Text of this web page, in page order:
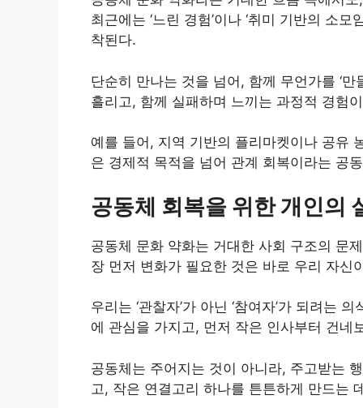
최근에는 ‘느린 경험’이나 ‘취미 기반의 소
착된다.
단순히 만나는 것을 넘어, 함께 무언가를 ‘
흘리고, 함께 실패하며 느끼는 과정적 경험
예를 들어, 지역 기반의 플리마켓이나 공유
은 경제적 목적을 넘어 관계 회복이라는 공
공동체 회복을 위한 개인의
공동체 문화 약화는 거대한 사회 구조의 문
장 먼저 변화가 필요한 것은 바로 우리 자신
우리는 ‘관찰자’가 아닌 ‘참여자’가 되려는
에 관심을 가지고, 먼저 작은 인사부터 건네
공동체는 주어지는 것이 아니라, 주고받는
고, 작은 연결고리 하나를 튼튼하게 만드는